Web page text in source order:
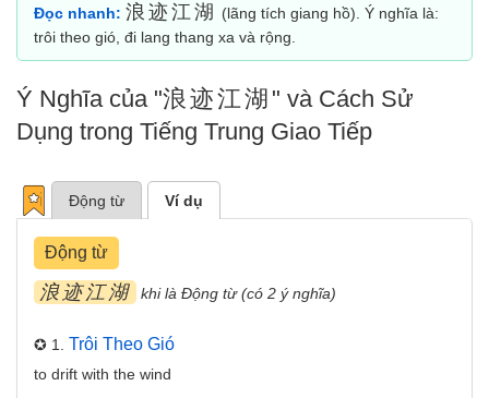
Đọc nhanh: 浪迹江湖
(lãng tích giang hồ). Ý nghĩa là:
trôi theo gió, đi lang thang xa và rộng.
Ý Nghĩa của "浪迹江湖 " và Cách Sử
Dụng trong Tiếng Trung Giao Tiếp
Động từ Ví dụ
Động từ
浪迹江湖 khi là Động từ (có 2 ý nghĩa)
✪ 1. Trôi Theo Gió
to drift with the wind